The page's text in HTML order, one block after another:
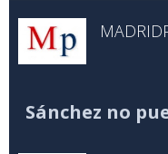
Sánchez no